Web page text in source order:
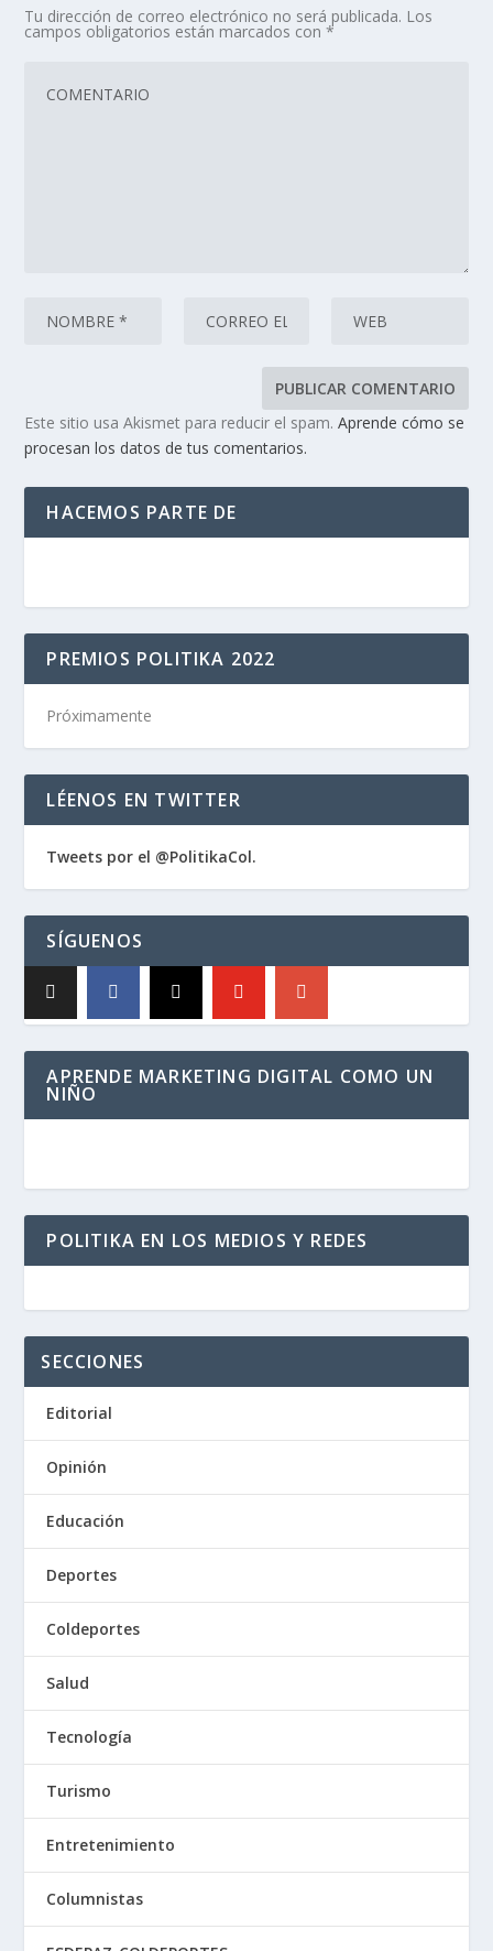
Tu dirección de correo electrónico no será publicada. Los
campos obligatorios están marcados con*
Este sitio usa Akismet para reducir el spam.Aprende cómo se
procesan los datos de tus comentarios.
HACEMOS PARTE DE
PREMIOS POLITIKA 2022
Próximamente
LÉENOS EN TWITTER
Tweets por el @PolitikaCol.
SÍGUENOS
APRENDE MARKETING DIGITAL COMO UN
NIÑO
POLITIKA EN LOS MEDIOS Y REDES
SECCIONES
Editorial
Opinión
Educación
Deportes
Coldeportes
Salud
Tecnología
Turismo
Entretenimiento
Columnistas